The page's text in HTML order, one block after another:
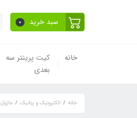
سبد خرید 0
خانه
کیت پرینتر سه
بعدی
خانه الکترونیک و رباتیک ماژول